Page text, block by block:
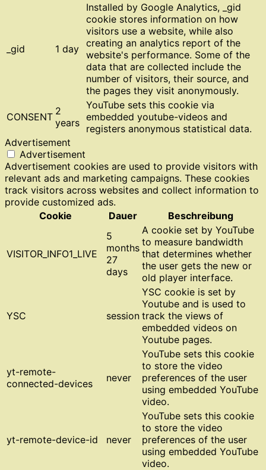
_gid 1 day
Installed by Google Analytics, _gid
cookie stores information on how
visitors use a website, while also
creating an analytics report of the
website's performance. Some of the
data that are collected include the
number of visitors, their source, and
the pages they visit anonymously.
CONSENT 2
years
YouTube sets this cookie via
embedded youtube-videos and
registers anonymous statistical data.
Advertisement
Advertisement
Advertisement cookies are used to provide visitors with
relevant ads and marketing campaigns. These cookies
track visitors across websites and collect information to
provide customized ads.
Cookie
Dauer Beschreibung
VISITOR_INFO1_LIVE
5
months
27
days
A cookie set by YouTube
to measure bandwidth
that determines whether
the user gets the new or
old player interface.
YSC session
YSC cookie is set by
Youtube and is used to
track the views of
embedded videos on
Youtube pages.
yt-remote-
connected-devices
never
YouTube sets this cookie
to store the video
preferences of the user
using embedded YouTube
video.
yt-remote-device-id never
YouTube sets this cookie
to store the video
preferences of the user
using embedded YouTube
video.